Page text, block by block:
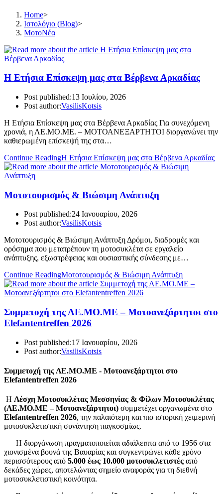
Home>
Ιστολόγιο (Blog)>
ΜοτοΝέα
Η Ετήσια Επίσκεψη μας στα Βέρβενα Αρκαδίας
Post published:13 Ιουλίου, 2026
Post author:VasilisKotsis
Η Ετήσια Επίσκεψη μας στα Βέρβενα Αρκαδίας Για συνεχόμενη
χρονιά, η ΛΕ.ΜΟ.ΜΕ. – ΜΟΤΟΑΝΕΞΑΡΤΗΤΟΙ διοργανώνει την
καθιερωμένη επίσκεψή της στα…
Continue ReadingΗ Ετήσια Επίσκεψη μας στα Βέρβενα Αρκαδίας
Μοτοτουρισμός & Βιώσιμη Ανάπτυξη
Post published:24 Ιανουαρίου, 2026
Post author:VasilisKotsis
Μοτοτουρισμός & Βιώσιμη Ανάπτυξη Δρόμοι, διαδρομές και
ορόσημα που μετατρέπουν τη μοτοσυκλέτα σε εργαλείο
ανάπτυξης, εξωστρέφειας και ουσιαστικής σύνδεσης με…
Continue ReadingΜοτοτουρισμός & Βιώσιμη Ανάπτυξη
Συμμετοχή της ΛΕ.ΜΟ.ΜΕ – Μοτοανεξάρτητοι στο
Elefantentreffen 2026
Post published:17 Ιανουαρίου, 2026
Post author:VasilisKotsis
Συμμετοχή της ΛΕ.ΜΟ.ΜΕ - Μοτοανεξάρτητοι στο
Elefantentreffen 2026
Η Λέσχη Μοτοσυκλέτας Μεσσηνίας & Φίλων Μοτοσυκλέτας
(ΛΕ.ΜΟ.ΜΕ – Μοτοανεξάρτητοι) συμμετέχει οργανωμένα στο
Elefantentreffen 2026, την παλαιότερη και πιο ιστορική χειμερινή
μοτοσυκλετιστική συνάντηση παγκοσμίως.
Η διοργάνωση πραγματοποιείται αδιάλειπτα από το 1956 στα
χιονισμένα βουνά της Βαυαρίας και συγκεντρώνει κάθε χρόνο
περισσότερους από 5.000 έως 10.000 μοτοσυκλετιστές από
δεκάδες χώρες, αποτελώντας σημείο αναφοράς για τη διεθνή
μοτοσυκλετιστική κοινότητα.